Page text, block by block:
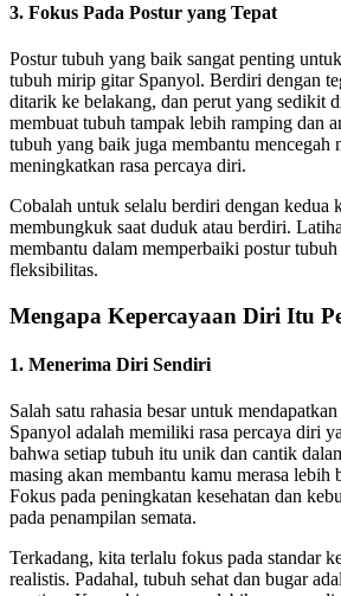
3. Fokus Pada Postur yang Tepat
Postur tubuh yang baik sangat penting
tubuh mirip gitar Spanyol. Berdiri dengan
ditarik ke belakang, dan perut yang sedikit
membuat tubuh tampak lebih ramping dan
tubuh yang baik juga membantu mencegah
meningkatkan rasa percaya diri.
Cobalah untuk selalu berdiri dengan kedua
membungkuk saat duduk atau berdiri.
membantu dalam memperbaiki postur
fleksibilitas.
Mengapa Kepercayaan Diri Itu
1. Menerima Diri Sendiri
Salah satu rahasia besar untuk
Spanyol adalah memiliki rasa percaya diri
bahwa setiap tubuh itu unik dan cantik
masing akan membantu kamu merasa lebih
Fokus pada peningkatan kesehatan dan
pada penampilan semata.
Terkadang, kita terlalu fokus pada standar
realistis. Padahal, tubuh sehat dan bugar